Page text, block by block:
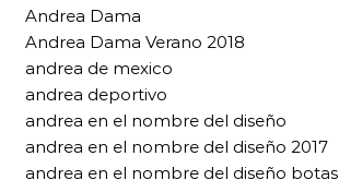
Andrea Dama
Andrea Dama Verano 2018
andrea de mexico
andrea deportivo
andrea en el nombre del diseño
andrea en el nombre del diseño 2017
andrea en el nombre del diseño botas